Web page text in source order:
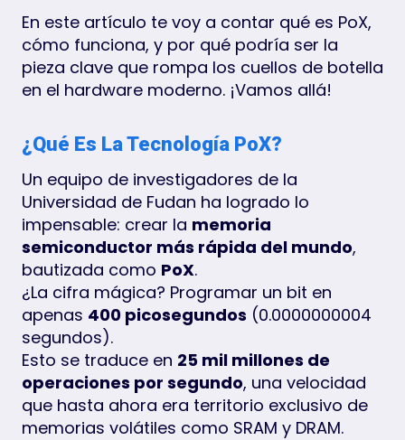
En este artículo te voy a contar qué es PoX,
cómo funciona, y por qué podría ser la
pieza clave que rompa los cuellos de botella
en el hardware moderno. ¡Vamos allá!
¿Qué Es La Tecnología PoX?
Un equipo de investigadores de la
Universidad de Fudan ha logrado lo
impensable: crear la memoria
semiconductor más rápida del mundo,
bautizada como PoX.
¿La cifra mágica? Programar un bit en
apenas 400 picosegundos (0.0000000004
segundos).
Esto se traduce en 25 mil millones de
operaciones por segundo, una velocidad
que hasta ahora era territorio exclusivo de
memorias volátiles como SRAM y DRAM.